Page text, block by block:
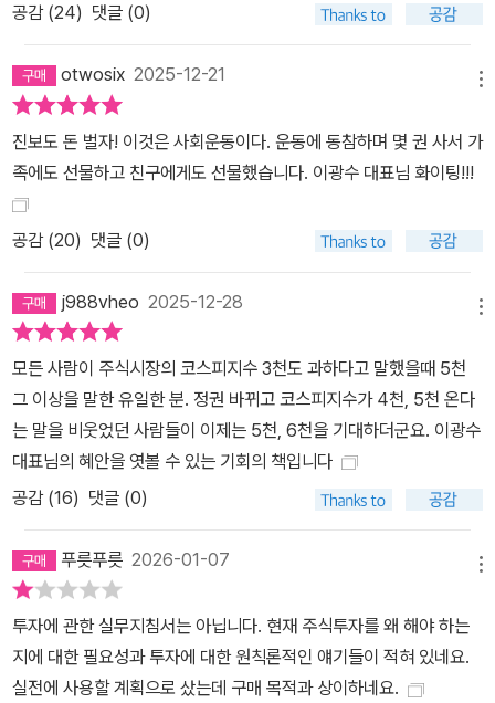
공감 (24) 댓글 (0)
otwosix 2025-12-21
진보도 돈 벌자! 이것은 사회운동이다. 운동에 동참하며 몇 권 사서 가
족에도 선물하고 친구에게도 선물했습니다. 이광수 대표님 화이팅!!!
공감 (20) 댓글 (0)
j988vheo 2025-12-28
모든 사람이 주식시장의 코스피지수 3천도 과하다고 말했을때 5천
그 이상을 말한 유일한 분. 정권 바뀌고 코스피지수가 4천, 5천 온다
는 말을 비웃었던 사람들이 이제는 5천, 6천을 기대하더군요. 이광수
대표님의 혜안을 엿볼 수 있는 기회의 책입니다
공감 (16) 댓글 (0)
푸릇푸릇 2026-01-07
투자에 관한 실무지침서는 아닙니다. 현재 주식투자를 왜 해야 하는
지에 대한 필요성과 투자에 대한 원칙론적인 얘기들이 적혀 있네요.
실전에 사용할 계획으로 샀는데 구매 목적과 상이하네요.